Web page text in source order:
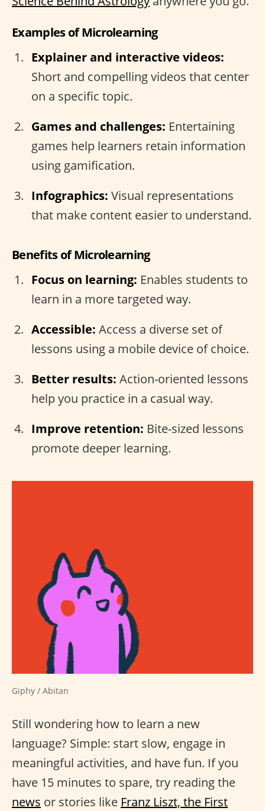
Examples of Microlearning
Explainer and interactive videos:
Short and compelling videos that center
on a specific topic.
Games and challenges: Entertaining
games help learners retain information
using gamification.
Infographics: Visual representations
that make content easier to understand.
Benefits of Microlearning
Focus on learning: Enables students to
learn in a more targeted way.
Accessible: Access a diverse set of
lessons using a mobile device of choice.
Better results: Action-oriented lessons
help you practice in a casual way.
Improve retention: Bite-sized lessons
promote deeper learning.
Giphy / Abitan
Still wondering how to learn a new
language? Simple: start slow, engage in
meaningful activities, and have fun. If you
have 15 minutes to spare, try reading the
news or stories like Franz Liszt, the First